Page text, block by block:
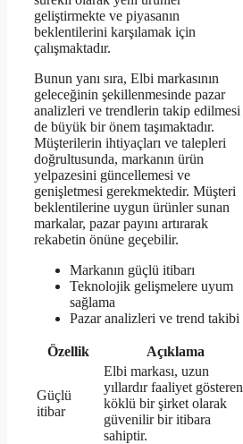
geliştirmekte ve piyasanın
beklentilerini karşılamak için
çalışmaktadır.
Bunun yanı sıra, Elbi markasının
geleceğinin şekillenmesinde pazar
analizleri ve trendlerin takip edilmesi
de büyük bir önem taşımaktadır.
Müşterilerin ihtiyaçları ve talepleri
doğrultusunda, markanın ürün
yelpazesini güncellemesi ve
genişletmesi gerekmektedir. Müşteri
beklentilerine uygun ürünler sunan
markalar, pazar payını artırarak
rekabetin önüne geçebilir.
Markanın güçlü itibarı
Teknolojik gelişmelere uyum
sağlama
Pazar analizleri ve trend takibi
Özellik Açıklama
Güçlü
itibar
Elbi markası, uzun
yıllardır faaliyet gösteren
köklü bir şirket olarak
güvenilir bir itibara
sahiptir.